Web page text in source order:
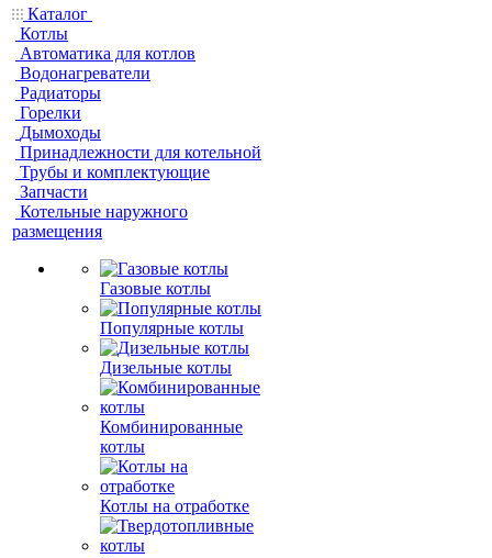
Каталог
Котлы
Автоматика для котлов
Водонагреватели
Радиаторы
Горелки
Дымоходы
Принадлежности для котельной
Трубы и комплектующие
Запчасти
Котельные наружного
размещения
Газовые котлы
Популярные котлы
Дизельные котлы
Комбинированные
котлы
Котлы на отработке